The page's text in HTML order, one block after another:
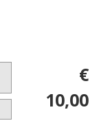
€
10,00